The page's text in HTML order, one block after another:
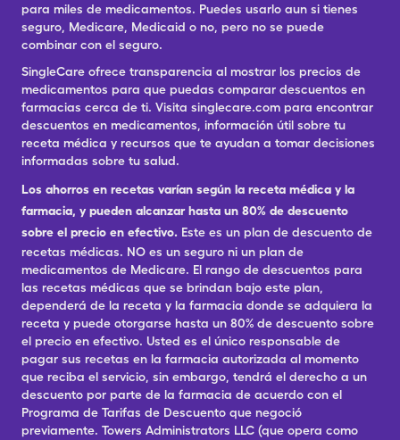
para miles de medicamentos. Puedes usarlo aun si tienes
seguro, Medicare, Medicaid o no, pero no se puede
combinar con el seguro.
SingleCare ofrece transparencia al mostrar los precios de
medicamentos para que puedas comparar descuentos en
farmacias cerca de ti. Visita singlecare.com para encontrar
descuentos en medicamentos, información útil sobre tu
receta médica y recursos que te ayudan a tomar decisiones
informadas sobre tu salud.
Los ahorros en recetas varían según la receta médica y la
farmacia, y pueden alcanzar hasta un 80% de descuento
sobre el precio en efectivo. Este es un plan de descuento de
recetas médicas. NO es un seguro ni un plan de
medicamentos de Medicare. El rango de descuentos para
las recetas médicas que se brindan bajo este plan,
dependerá de la receta y la farmacia donde se adquiera la
receta y puede otorgarse hasta un 80% de descuento sobre
el precio en efectivo. Usted es el único responsable de
pagar sus recetas en la farmacia autorizada al momento
que reciba el servicio, sin embargo, tendrá el derecho a un
descuento por parte de la farmacia de acuerdo con el
Programa de Tarifas de Descuento que negoció
previamente. Towers Administrators LLC (que opera como